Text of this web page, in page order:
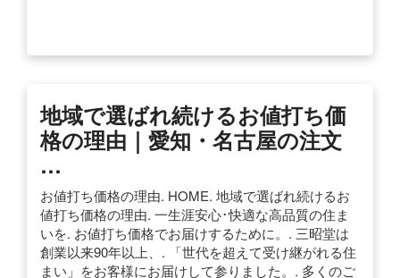
地域で選ばれ続けるお値打ち価
格の理由｜愛知・名古屋の注文
…
お値打ち価格の理由. HOME. 地域で選ばれ続けるお
値打ち価格の理由. 一生涯安心･快適な高品質の住ま
いを. お値打ち価格でお届けするために。. 三昭堂は
創業以来90年以上、. 「世代を超えて受け継がれる住
まい」をお客様にお届けして参りました。. 多くのご